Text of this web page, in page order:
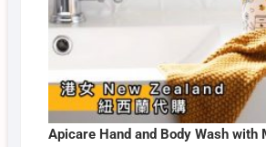
Apicare Hand and Body Wash with